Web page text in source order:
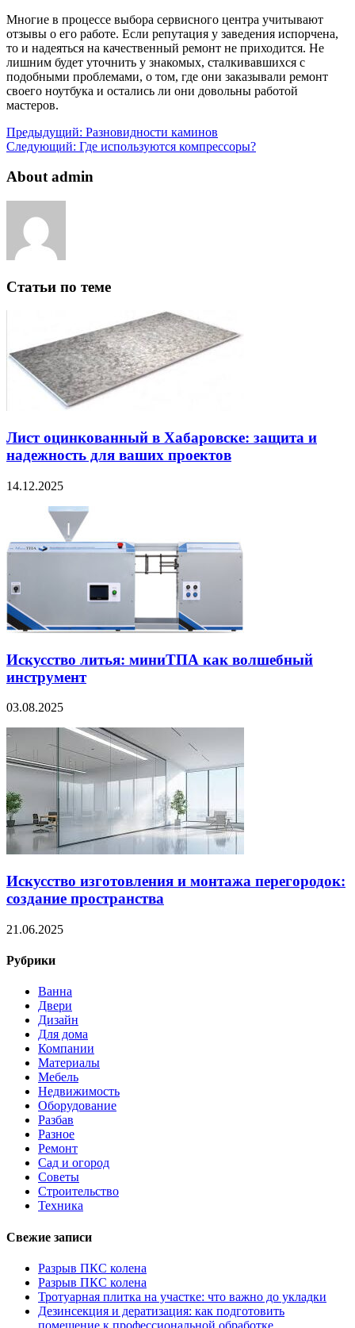
Многие в процессе выбора сервисного центра учитывают
отзывы о его работе. Если репутация у заведения испорчена,
то и надеяться на качественный ремонт не приходится. Не
лишним будет уточнить у знакомых, сталкивавшихся с
подобными проблемами, о том, где они заказывали ремонт
своего ноутбука и остались ли они довольны работой
мастеров.
Предыдущий: Разновидности каминов
Следующий: Где используются компрессоры?
About admin
Статьи по теме
Лист оцинкованный в Хабаровске: защита и
надежность для ваших проектов
14.12.2025
Искусство литья: миниТПА как волшебный
инструмент
03.08.2025
Искусство изготовления и монтажа перегородок:
создание пространства
21.06.2025
Рубрики
Ванна
Двери
Дизайн
Для дома
Компании
Материалы
Мебель
Недвижимость
Оборудование
Разбав
Разное
Ремонт
Сад и огород
Советы
Строительство
Техника
Свежие записи
Разрыв ПКС колена
Разрыв ПКС колена
Тротуарная плитка на участке: что важно до укладки
Дезинсекция и дератизация: как подготовить
помещение к профессиональной обработке